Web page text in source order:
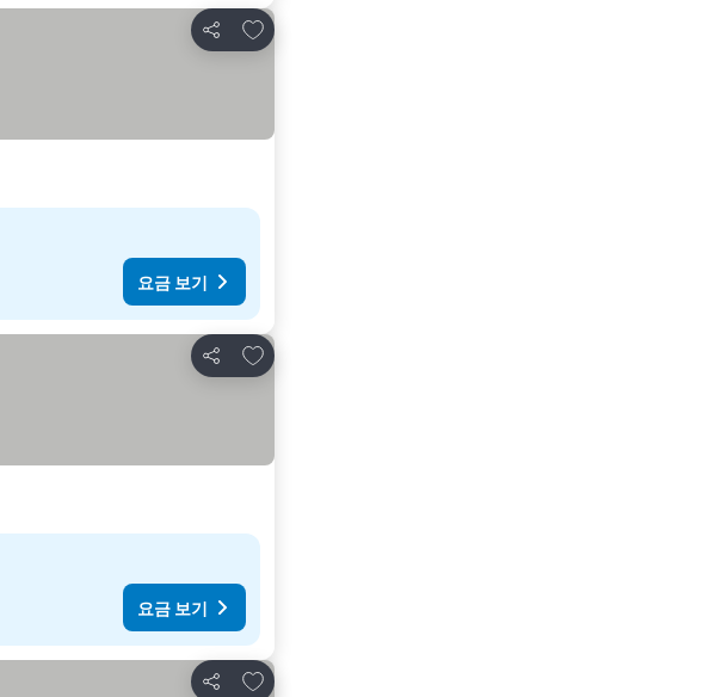
공유
즐겨찾기에 추가
요금 보기
공유
즐겨찾기에 추가
요금 보기
공유
즐겨찾기에 추가